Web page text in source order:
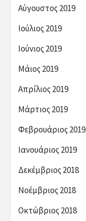
Αύγουστος 2019
Ιούλιος 2019
Ιούνιος 2019
Μάιος 2019
Απρίλιος 2019
Μάρτιος 2019
Φεβρουάριος 2019
Ιανουάριος 2019
Δεκέμβριος 2018
Νοέμβριος 2018
Οκτώβριος 2018